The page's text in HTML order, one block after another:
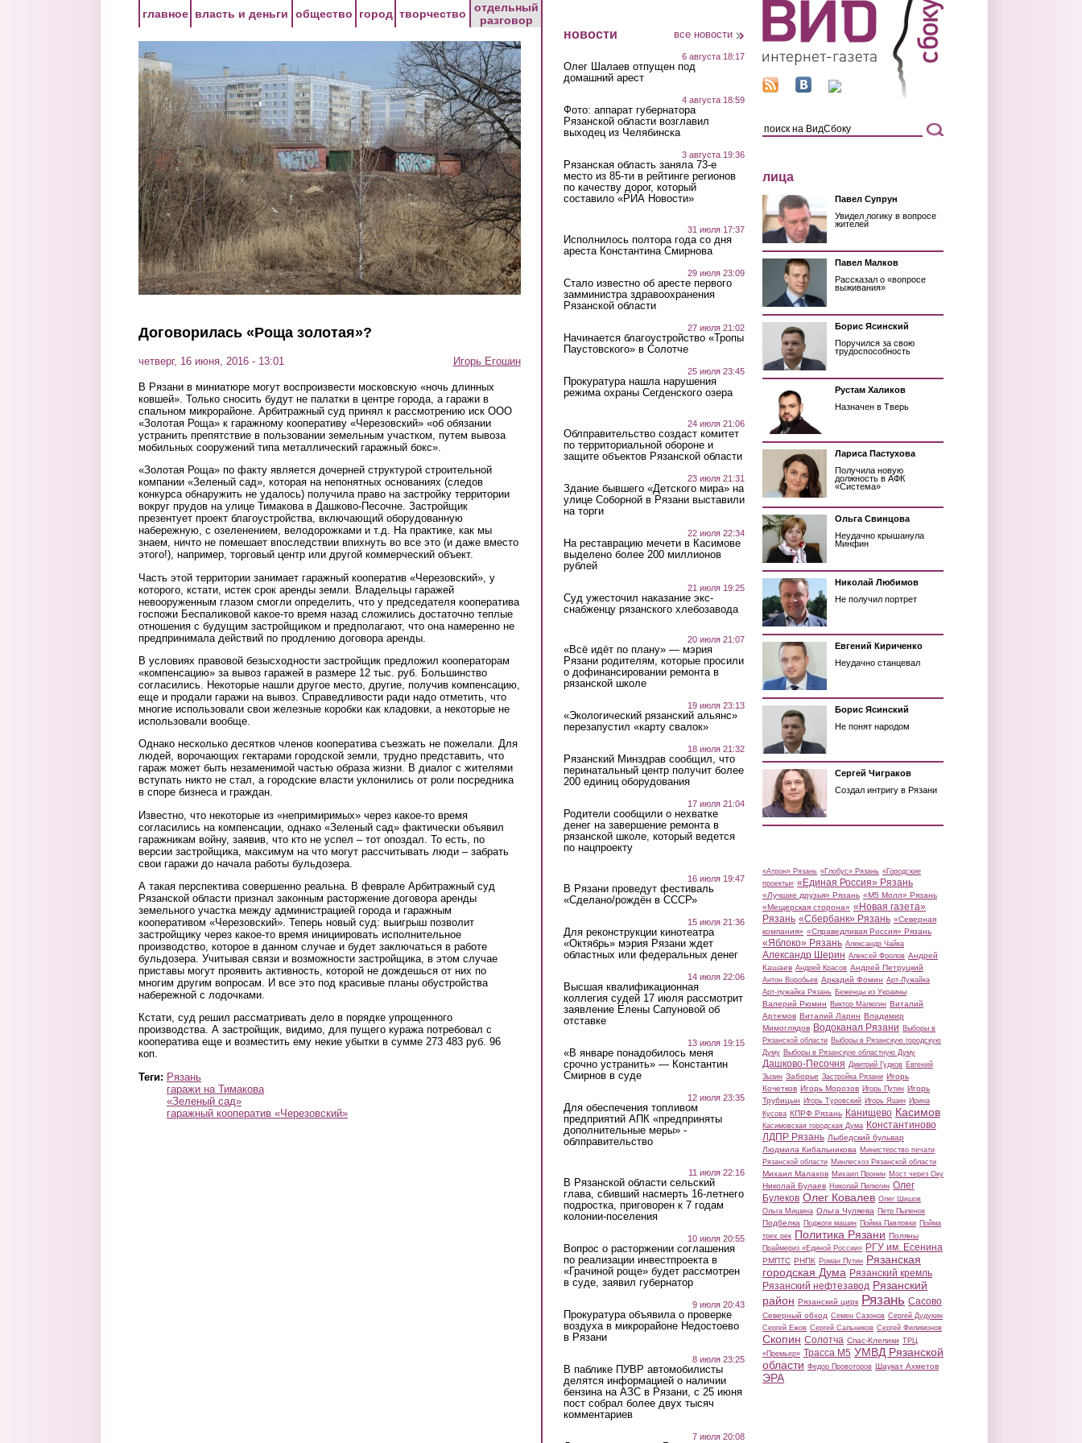
главное власть и деньги общество город творчество
отдельный
разговор
Договорилась «Роща золотая»?
четверг, 16 июня, 2016 - 13:01 Игорь Егошин
В Рязани в миниатюре могут воспроизвести московскую «ночь длинных
ковшей». Только сносить будут не палатки в центре города, а гаражи в
спальном микрорайоне. Арбитражный суд принял к рассмотрению иск ООО
«Золотая Роща» к гаражному кооперативу «Черезовский» «об обязании
устранить препятствие в пользовании земельным участком, путем вывоза
мобильных сооружений типа металлический гаражный бокс».
«Золотая Роща» по факту является дочерней структурой строительной
компании «Зеленый сад», которая на непонятных основаниях (следов
конкурса обнаружить не удалось) получила право на застройку территории
вокруг прудов на улице Тимакова в Дашково-Песочне. Застройщик
презентует проект благоустройства, включающий оборудованную
набережную, с озеленением, велодорожками и т.д. На практике, как мы
знаем, ничто не помешает впоследствии впихнуть во все это (и даже вместо
этого!), например, торговый центр или другой коммерческий объект.
Часть этой территории занимает гаражный кооператив «Черезовский», у
которого, кстати, истек срок аренды земли. Владельцы гаражей
невооруженным глазом смогли определить, что у председателя кооператива
госпожи Беспаликовой какое-то время назад сложились достаточно теплые
отношения с будущим застройщиком и предполагают, что она намеренно не
предпринимала действий по продлению договора аренды.
В условиях правовой безысходности застройщик предложил кооператорам
«компенсацию» за вывоз гаражей в размере 12 тыс. руб. Большинство
согласились. Некоторые нашли другое место, другие, получив компенсацию,
еще и продали гаражи на вывоз. Справедливости ради надо отметить, что
многие использовали свои железные коробки как кладовки, а некоторые не
использовали вообще.
Однако несколько десятков членов кооператива съезжать не пожелали. Для
людей, ворочающих гектарами городской земли, трудно представить, что
гараж может быть незаменимой частью образа жизни. В диалог с жителями
вступать никто не стал, а городские власти уклонились от роли посредника
в споре бизнеса и граждан.
Известно, что некоторые из «непримиримых» через какое-то время
согласились на компенсации, однако «Зеленый сад» фактически объявил
гаражникам войну, заявив, что кто не успел – тот опоздал. То есть, по
версии застройщика, максимум на что могут рассчитывать люди – забрать
свои гаражи до начала работы бульдозера.
А такая перспектива совершенно реальна. В феврале Арбитражный суд
Рязанской области признал законным расторжение договора аренды
земельного участка между администрацией города и гаражным
кооперативом «Черезовский». Теперь новый суд: выигрыш позволит
застройщику через какое-то время инициировать исполнительное
производство, которое в данном случае и будет заключаться в работе
бульдозера. Учитывая связи и возможности застройщика, в этом случае
приставы могут проявить активность, которой не дождешься от них по
многим другим вопросам. И все это под красивые планы обустройства
набережной с лодочками.
Кстати, суд решил рассматривать дело в порядке упрощенного
производства. А застройщик, видимо, для пущего куража потребовал с
кооператива еще и возместить ему некие убытки в сумме 273 483 руб. 96
коп.
Теги: Рязань
гаражи на Тимакова
«Зеленый сад»
гаражный кооператив «Черезовский»
новости все новости
6 августа 18:17
Олег Шалаев отпущен под
домашний арест
4 августа 18:59
Фото: аппарат губернатора
Рязанской области возглавил
выходец из Челябинска
3 августа 19:36
Рязанская область заняла 73-е
место из 85-ти в рейтинге регионов
по качеству дорог, который
составило «РИА Новости»
31 июля 17:37
Исполнилось полтора года со дня
ареста Константина Смирнова
29 июля 23:09
Стало известно об аресте первого
замминистра здравоохранения
Рязанской области
27 июля 21:02
Начинается благоустройство «Тропы
Паустовского» в Солотче
25 июля 23:45
Прокуратура нашла нарушения
режима охраны Сегденского озера
24 июля 21:06
Облправительство создаст комитет
по территориальной обороне и
защите объектов Рязанской области
23 июля 21:31
Здание бывшего «Детского мира» на
улице Соборной в Рязани выставили
на торги
22 июля 22:34
На реставрацию мечети в Касимове
выделено более 200 миллионов
рублей
21 июля 19:25
Суд ужесточил наказание экс-
снабженцу рязанского хлебозавода
20 июля 21:07
«Всё идёт по плану» — мэрия
Рязани родителям, которые просили
о дофинансировании ремонта в
рязанской школе
19 июля 23:13
«Экологический рязанский альянс»
перезапустил «карту свалок»
18 июля 21:32
Рязанский Минздрав сообщил, что
перинатальный центр получит более
200 единиц оборудования
17 июля 21:04
Родители сообщили о нехватке
денег на завершение ремонта в
рязанской школе, который ведется
по нацпроекту
16 июля 19:47
В Рязани проведут фестиваль
«Сделано/рождён в СССР»
15 июля 21:36
Для реконструкции кинотеатра
«Октябрь» мэрия Рязани ждет
областных или федеральных денег
14 июля 22:06
Высшая квалификационная
коллегия судей 17 июля рассмотрит
заявление Елены Сапуновой об
отставке
13 июля 19:15
«В январе понадобилось меня
срочно устранить» — Константин
Смирнов в суде
12 июля 23:35
Для обеспечения топливом
предприятий АПК «предприняты
дополнительные меры» -
облправительство
11 июля 22:16
В Рязанской области сельский
глава, сбивший насмерть 16-летнего
подростка, приговорен к 7 годам
колонии-поселения
10 июля 20:55
Вопрос о расторжении соглашения
по реализации инвестпроекта в
«Грачиной роще» будет рассмотрен
в суде, заявил губернатор
9 июля 20:43
Прокуратура объявила о проверке
воздуха в микрорайоне Недостоево
в Рязани
8 июля 23:25
В паблике ПУВР автомобилисты
делятся информацией о наличии
бензина на АЗС в Рязани, с 25 июня
пост собрал более двух тысяч
комментариев
7 июля 20:08
лица
Павел Супрун
Увидел логику в вопросе
жителей
Павел Малков
Рассказал о «вопросе
выживания»
Борис Ясинский
Поручился за свою
трудоспособность
Рустам Халиков
Назначен в Тверь
Лариса Пастухова
Получила новую
должность в АФК
«Система»
Ольга Свинцова
Неудачно крышанула
Минфин
Николай Любимов
Не получил портрет
Евгений Кириченко
Неудачно станцевал
Борис Ясинский
Не понят народом
Сергей Чиграков
Создал интригу в Рязани
«Атрон» Рязань «Глобус» Рязань «Городские
проекты» «Единая Россия» Рязань
«Лучшие друзья» Рязань «М5 Молл» Рязань
«Мещерская сторона» «Новая газета»
Рязань «Сбербанк» Рязань «Северная
компания» «Справедливая Россия» Рязань
«Яблоко» Рязань Александр Чайка
Александр Шерин Алексей Фролов Андрей
Кашаев Андрей Красов Андрей Петруцкий
Антон Воробьев Аркадий Фомин Арт-Лужайка
Арт-лужайка Рязань Беженцы из Украины
Валерий Рюмин Виктор Малюгин Виталий
Артемов Виталий Ларин Владимир
Мимоглядов Водоканал Рязани Выборы в
Рязанской области Выборы в Рязанскую городскую
Думу Выборы в Рязанскую областную Думу
Дашково-Песочня Дмитрий Гудков Евгений
Зызин Заборье Застройка Рязани Игорь
Кочетков Игорь Морозов Игорь Путин Игорь
Трубицын Игорь Туровский Игорь Яшин Ирина
Кусова КПРФ Рязань Канищево Касимов
Касимовская городская Дума Константиново
ЛДПР Рязань Лыбедский бульвар
Людмила Кибальникова Министерство печати
Рязанской области Минлесхоз Рязанской области
Михаил Малахов Михаил Пронин Мост через Оку
Николай Булаев Николай Пилюгин Олег
Булеков Олег Ковалев Олег Шишов
Ольга Мишина Ольга Чуляева Петр Пыленок
Подбелка Поджоги машин Пойма Павловки Пойма
трех рек Политика Рязани Поляны
Праймериз «Единой России» РГУ им. Есенина
РМПТС РНПК Роман Путин Рязанская
городская Дума Рязанский кремль
Рязанский нефтезавод Рязанский
район Рязанский цирк Рязань Сасово
Северный обход Семен Сазонов Сергей Дудукин
Сергей Ежов Сергей Сальников Сергей Филимонов
Скопин Солотча Спас-Клепики ТРЦ
«Премьер» Трасса М5 УМВД Рязанской
области Федор Провоторов Шаукат Ахметов
ЭРА